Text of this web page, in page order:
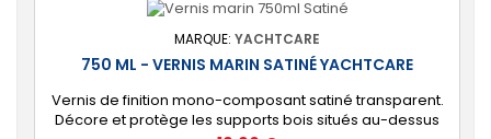
MARQUE: YACHTCARE
750 ML - VERNIS MARIN SATINÉ YACHTCARE
Vernis de finition mono-composant satiné transparent.
Décore et protège les supports bois situés au-dessus